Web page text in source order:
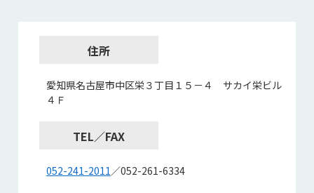
住所
愛知県名古屋市中区栄３丁目１５－４ サカイ栄ビル
４Ｆ
TEL／FAX
052-241-2011／052-261-6334